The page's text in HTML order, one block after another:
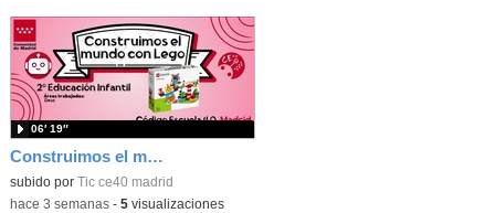
Construimos el mundo con Lego
subido por Tic ce40 madrid
06′ 19″
-hace 3 semanas- 5visualizaciones